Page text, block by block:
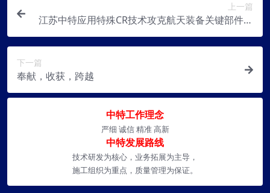
上一篇
江苏中特应用特殊CR技术攻克航天装备关键部件无
损检测难题
下一篇
奉献，收获，跨越
中特工作理念
严细 诚信 精准 高新
中特发展路线
技术研发为核心，业务拓展为主导，
施工组织为重点，质量管理为保证。